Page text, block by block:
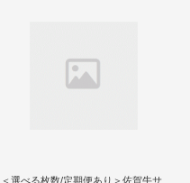
＜選べる枚数/定期便あり＞佐賀牛サ